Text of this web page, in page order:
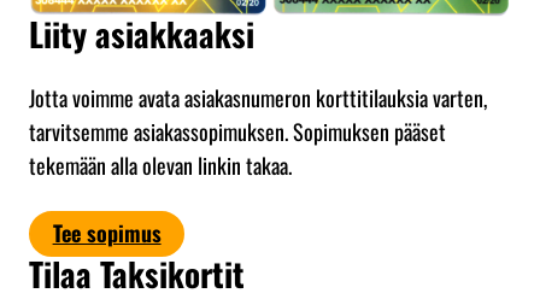
Liity asiakkaaksi
Jotta voimme avata asiakasnumeron korttitilauksia varten,
tarvitsemme asiakassopimuksen. Sopimuksen pääset
tekemään alla olevan linkin takaa.
Tee sopimus
Tilaa Taksikortit